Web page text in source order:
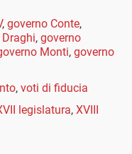
, governo Conte,
, governo
Monti, governo
, voti di fiducia
legislatura, XVIII